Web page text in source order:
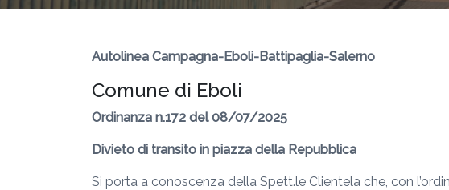
Autolinea Campagna-Eboli-Battipaglia-Salerno
Comune di Eboli
Ordinanza n.172 del 08/07/2025
Divieto di transito in piazza della Repubblica
Si porta a conoscenza della Spett.le Clientela che, con